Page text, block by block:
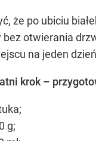
że po ubiciu
bez otwierania
na jeden
krok –
g;